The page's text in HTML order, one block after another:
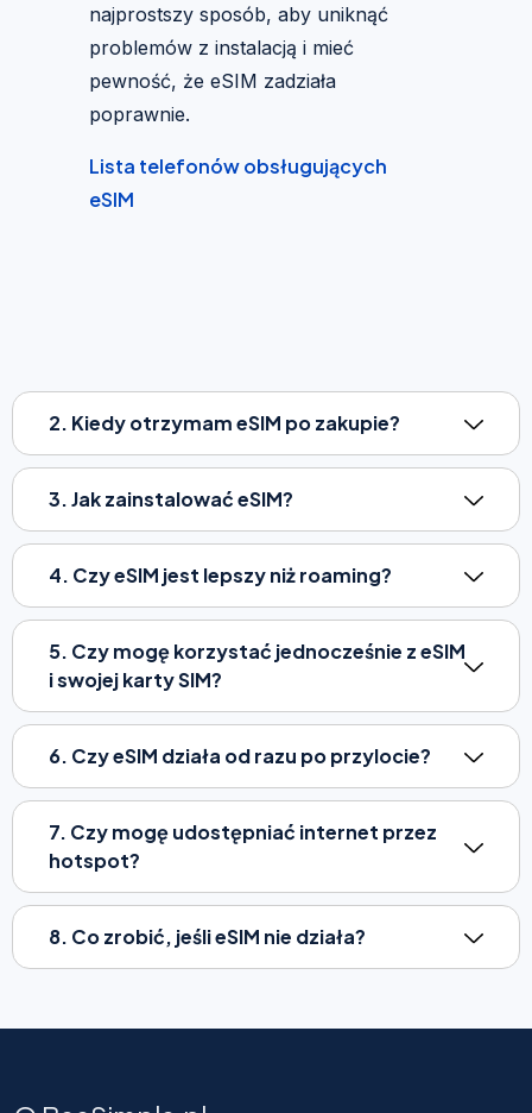
najprostszy sposób, aby uniknąć
problemów z instalacją i mieć
pewność, że eSIM zadziała
poprawnie.
Lista telefonów obsługujących
eSIM
2. Kiedy otrzymam eSIM po zakupie?
3. Jak zainstalować eSIM?
4. Czy eSIM jest lepszy niż roaming?
5. Czy mogę korzystać jednocześnie z eSIM
i swojej karty SIM?
6. Czy eSIM działa od razu po przylocie?
7. Czy mogę udostępniać internet przez
hotspot?
8. Co zrobić, jeśli eSIM nie działa?